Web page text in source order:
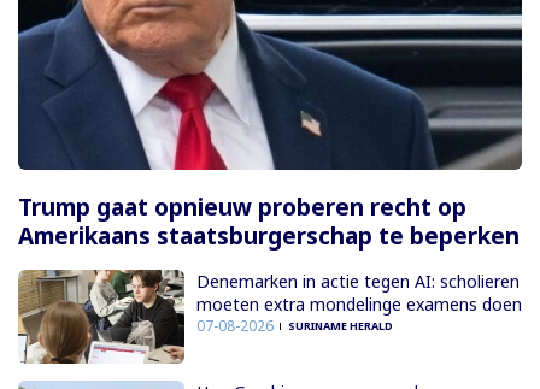
Trump gaat opnieuw proberen recht op
Amerikaans staatsburgerschap te beperken
Denemarken in actie tegen AI: scholieren
moeten extra mondelinge examens doen
07-08-2026 SURINAME HERALD